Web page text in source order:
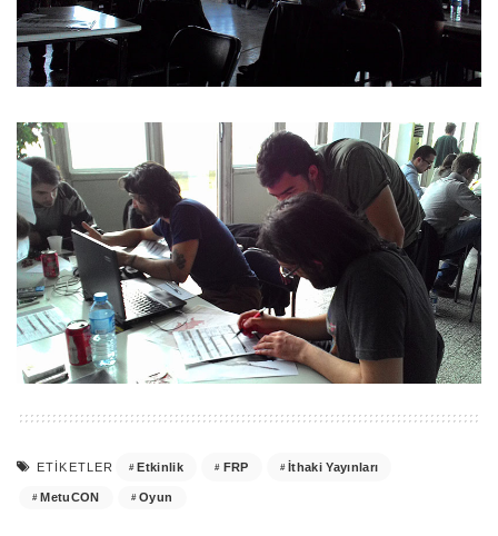
ETIKETLER Etkinlik FRP İthaki Yayınları
MetuCON Oyun